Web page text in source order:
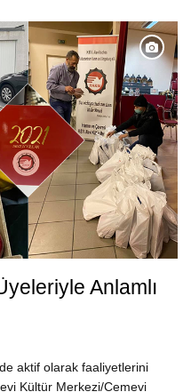
Anlamlı
aktif olarak faaliyetlerini
Kültür Merkezi/Cemevi